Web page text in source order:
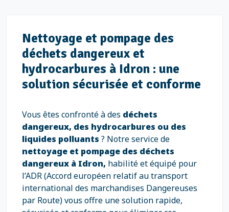
Nettoyage et pompage des
déchets dangereux et
hydrocarbures à Idron : une
solution sécurisée et conforme
Vous êtes confronté à des déchets
dangereux, des hydrocarbures ou des
liquides polluants ? Notre service de
nettoyage et pompage des déchets
dangereux à Idron, habilité et équipé pour
l’ADR (Accord européen relatif au transport
international des marchandises Dangereuses
par Route) vous offre une solution rapide,